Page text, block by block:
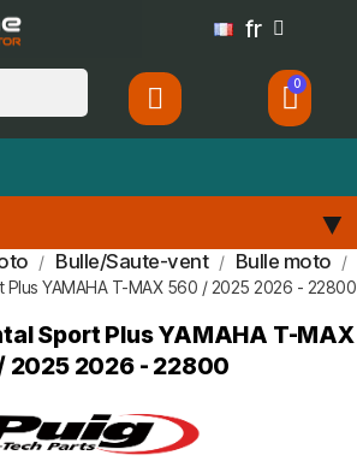
fr
Bulle/Saute-vent Bulle moto
YAMAHA T-MAX 560 / 2025 2026 - 22800
Sport Plus YAMAHA T-MAX
2025 2026 - 22800